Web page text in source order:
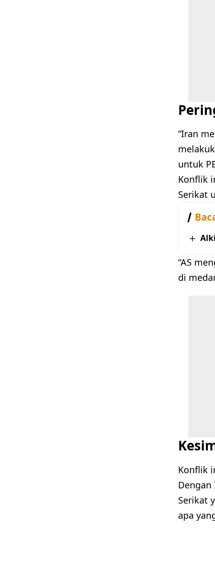
“Iran
untuk
Konflik
Serikat
“AS
di
Konflik
Serikat
apa